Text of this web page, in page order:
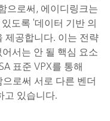
으로써, 에이디링크는
도록 '데이터 기반 의
제공합니다. 이는 전략
서는 안 될 핵심 요소
표준 VPX를 통해
로써 서로 다른 벤더
고 있습니다.